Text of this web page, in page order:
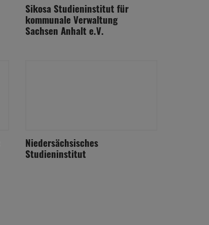
Sikosa Studieninstitut für
kommunale Verwaltung
Sachsen Anhalt e.V.
Niedersächsisches
Studieninstitut